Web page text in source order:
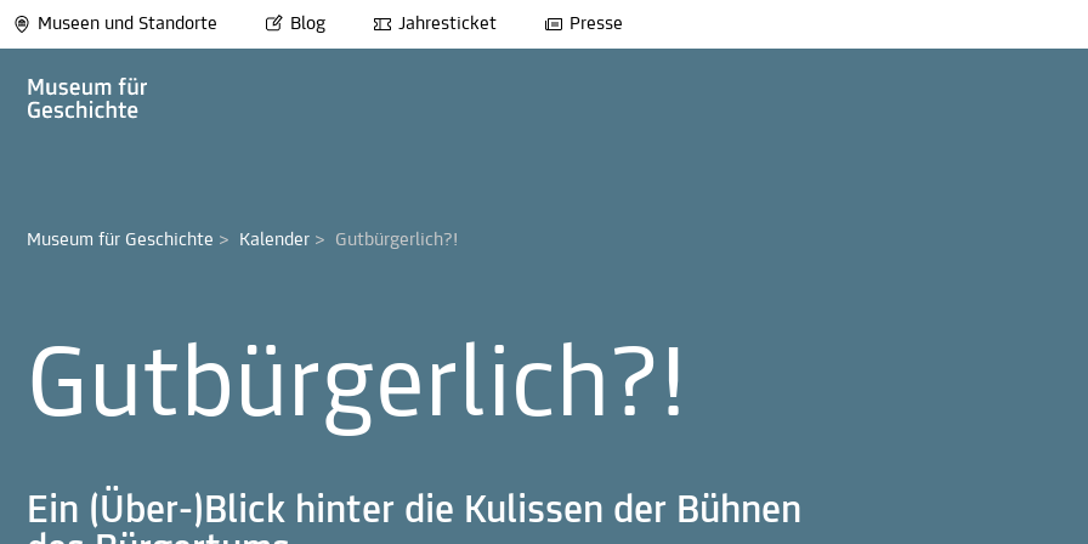
Museen und Standorte Blog Jahresticket Presse
Museum für Geschichte > Kalender > Gutbürgerlich?!
Gutbürgerlich?!
Ein (Über-)Blick hinter die Kulissen der Bühnen